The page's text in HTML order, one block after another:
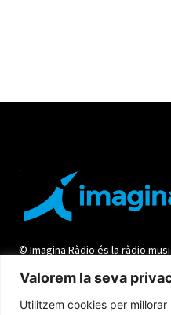
Valorem la seva
Utilitzem cookies per
© Imagina Ràdio és la ràdio
privada mantenim l'essència de